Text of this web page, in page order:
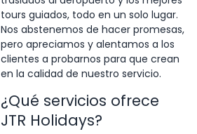
tours guiados, todo en un solo lugar.
Nos abstenemos de hacer promesas,
pero apreciamos y alentamos a los
clientes a probarnos para que crean
en la calidad de nuestro servicio.
¿Qué servicios ofrece
JTR Holidays?